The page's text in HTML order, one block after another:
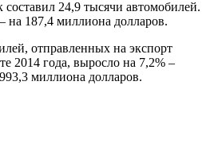
составил 24,9 тысячи автомобилей.
187,4 миллиона долларов.
отправленных на экспорт
2014 года, выросло на 7,2% –
миллиона долларов.